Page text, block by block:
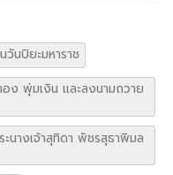
นปิยะมหาราช
ง พุ่มเงิน และลงนามถวาย
นางเจ้าสุทิดา พัชรสุธาพิมล